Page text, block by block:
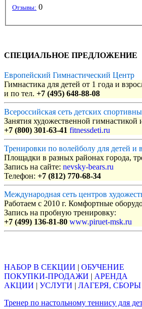
Отзывы: 0
СПЕЦИАЛЬНОЕ ПРЕДЛОЖЕНИЕ
Европейский Гимнастический Центр
Гимнастика для детей от 1 года и
и по тел. +7 (495) 648-88-08
Всероссийская сеть детских
Занятия художественной
+7 (800) 301-63-41 fitnessdeti.ru
Тренировки по волейболу для детей и
Площадки в разных районах города,
Запись на сайте: nevsky-bears.ru
Телефон: +7 (812) 770-68-34
Международная сеть центров
Работаем с 2010 г. Комфортные
Запись на пробную тренировку:
+7 (499) 136-81-80 www.piruet-msk.ru
НАБОР В СЕКЦИИ | ОБУЧЕНИЕ
ПОКУПКИ-ПРОДАЖИ | АРЕНДА
АКЦИИ | УСЛУГИ | ЛАГЕРЯ, СБОРЫ
Тренер по настольному теннису для